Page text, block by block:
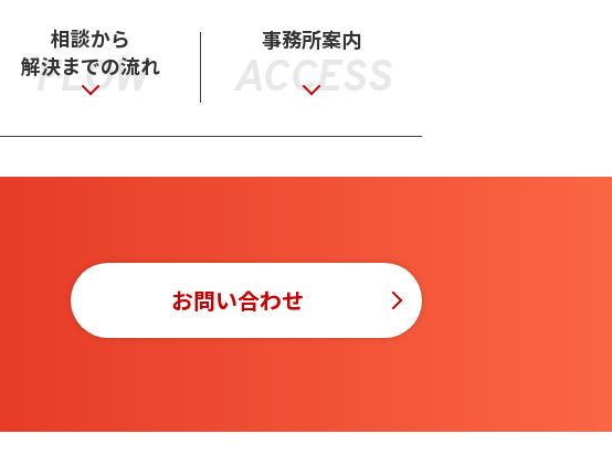
相談から
解決までの流れ
FLOW
事務所案内
ACCESS
お問い合わせ